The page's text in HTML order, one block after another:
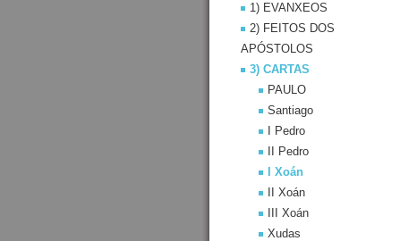
1) EVANXEOS
2) FEITOS DOS
APÓSTOLOS
3) CARTAS
PAULO
Santiago
I Pedro
II Pedro
I Xoán
II Xoán
III Xoán
Xudas